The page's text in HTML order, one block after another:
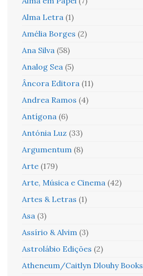
Alma Letra (1)
Amélia Borges (2)
Ana Silva (58)
Analog Sea (5)
Âncora Editora (11)
Andrea Ramos (4)
Antígona (6)
Antónia Luz (33)
Argumentum (8)
Arte (179)
Arte, Música e Cinema (42)
Artes & Letras (1)
Asa (3)
Assírio & Alvim (3)
Astrolábio Edições (2)
Atheneum/Caitlyn Dlouhy Books